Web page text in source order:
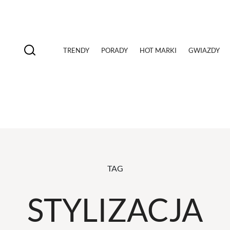
TRENDY PORADY HOT MARKI GWIAZDY
TAG
STYLIZACJA